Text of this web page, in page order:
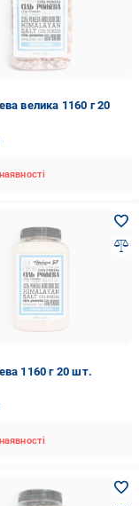
велика 1160 г 20
1160 г 20 шт.